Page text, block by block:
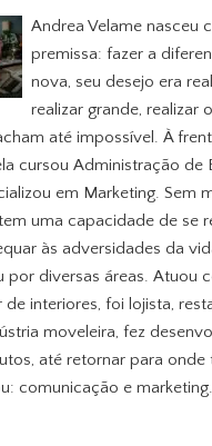
Andrea Velame nasceu
premissa: fazer a
nova, seu desejo era
realizar grande, realizar
até impossível. À
cursou Administração de
em Marketing. Sem
uma capacidade de se
às adversidades da
por diversas áreas. Atuou
de interiores, foi lojista,
moveleira, fez
até retornar para onde
comunicação e marketing.